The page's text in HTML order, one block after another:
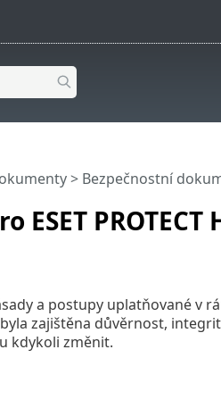
PROTECT
> Bezpečnostní
a postupy uplatňované v
zajištěna důvěrnost,
kdykoli změnit.